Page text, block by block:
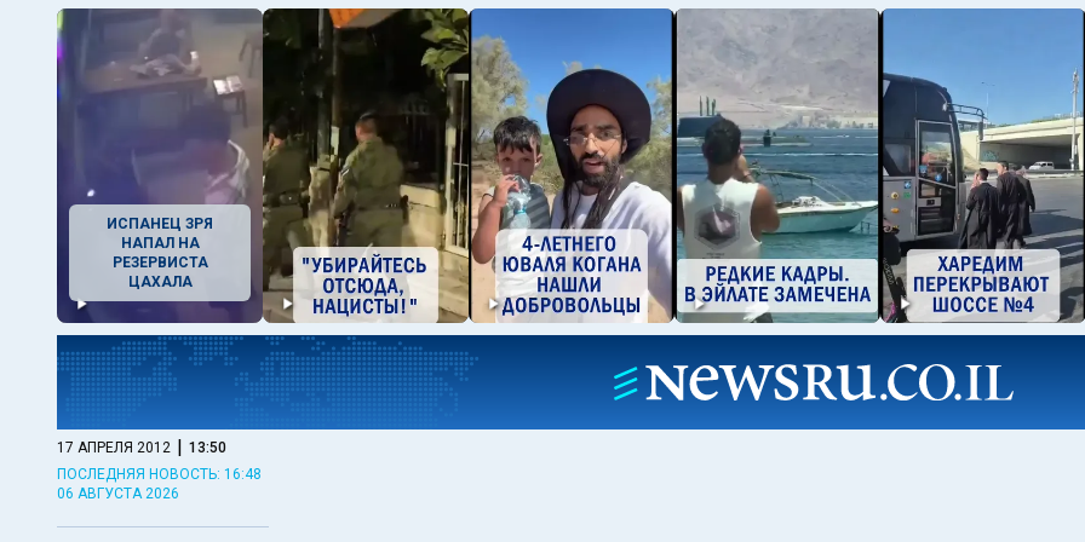
ИСПАНЕЦ ЗРЯ
НАПАЛ НА
РЕЗЕРВИСТА
ЦАХАЛА
17 АПРЕЛЯ 2012 | 13:50
ПОСЛЕДНЯЯ НОВОСТЬ: 16:48
06 АВГУСТА 2026